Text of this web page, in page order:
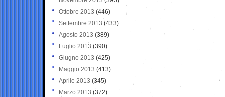
Ottobre 2013 (446)
Settembre 2013 (433)
Agosto 2013 (389)
Luglio 2013 (390)
Giugno 2013 (425)
Maggio 2013 (413)
Aprile 2013 (345)
Marzo 2013 (372)